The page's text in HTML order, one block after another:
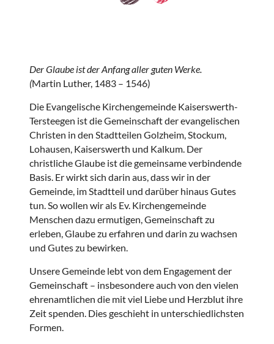
Der Glaube ist der Anfang aller guten Werke.
(Martin Luther, 1483 – 1546)
Die Evangelische Kirchengemeinde Kaiserswerth-
Tersteegen ist die Gemeinschaft der evangelischen
Christen in den Stadtteilen Golzheim, Stockum,
Lohausen, Kaiserswerth und Kalkum. Der
christliche Glaube ist die gemeinsame verbindende
Basis. Er wirkt sich darin aus, dass wir in der
Gemeinde, im Stadtteil und darüber hinaus Gutes
tun. So wollen wir als Ev. Kirchengemeinde
Menschen dazu ermutigen, Gemeinschaft zu
erleben, Glaube zu erfahren und darin zu wachsen
und Gutes zu bewirken.
Unsere Gemeinde lebt von dem Engagement der
Gemeinschaft – insbesondere auch von den vielen
ehrenamtlichen die mit viel Liebe und Herzblut ihre
Zeit spenden. Dies geschieht in unterschiedlichsten
Formen.